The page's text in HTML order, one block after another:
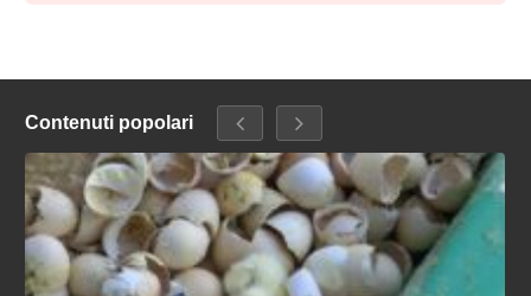
Contenuti popolari